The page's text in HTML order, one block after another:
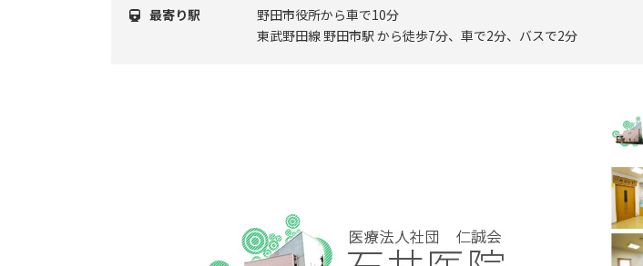
最寄り駅
野田市役所から車で10分
東武野田線 野田市駅 から徒歩7分、車で2分、バスで2分